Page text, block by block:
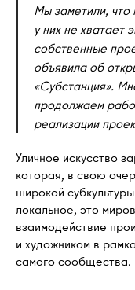
Мы заметили, что
у них не хватает
собственные
объявила об
«Субстанция».
продолжаем
реализации
Уличное искусство
которая, в свою
широкой
локальное, это
взаимодействие
и художником в
самого сообщества.